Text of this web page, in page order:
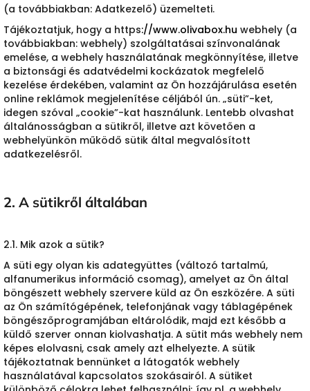
(a továbbiakban: Adatkezelő) üzemelteti.
Tájékoztatjuk, hogy a https://www.olivabox.hu webhely (a
továbbiakban: webhely) szolgáltatásai színvonalának
emelése, a webhely használatának megkönnyítése, illetve
a biztonsági és adatvédelmi kockázatok megfelelő
kezelése érdekében, valamint az Ön hozzájárulása esetén
online reklámok megjelenítése céljából ún. „süti”-ket,
idegen szóval „cookie”-kat használunk. Lentebb olvashat
általánosságban a sütikről, illetve azt követően a
webhelyünkön működő sütik által megvalósított
adatkezelésről.
2. A sütikről általában
2.1. Mik azok a sütik?
A süti egy olyan kis adategyüttes (változó tartalmú,
alfanumerikus információ csomag), amelyet az Ön által
böngészett webhely szervere küld az Ön eszközére. A süti
az Ön számítógépének, telefonjának vagy táblagépének
böngészőprogramjában eltárolódik, majd ezt később a
küldő szerver onnan kiolvashatja. A sütit más webhely nem
képes elolvasni, csak amely azt elhelyezte. A sütik
tájékoztatnak bennünket a látogatók webhely
használatával kapcsolatos szokásairól. A sütiket